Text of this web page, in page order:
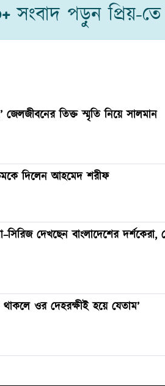
সংবাদ পড়ুন প্রিয়-তে
জেলজীবনের তিক্ত স্মৃতি নিয়ে সালমান
দিলেন আহমেদ শরীফ
দেখছেন বাংলাদেশের
থাকলে ওর দেহরক্ষীই হয়ে যেতাম’